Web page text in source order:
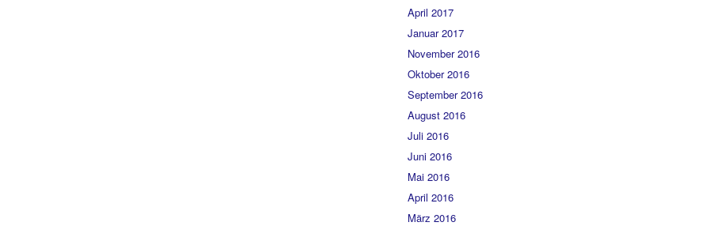
April 2017
Januar 2017
November 2016
Oktober 2016
September 2016
August 2016
Juli 2016
Juni 2016
Mai 2016
April 2016
März 2016